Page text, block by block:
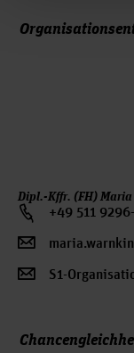
Dipl.-Kffr. (FH)
+49 511
S1-